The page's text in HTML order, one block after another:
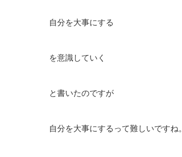
自分を大事にする
を意識していく
と書いたのですが
自分を大事にするって難しいですね。